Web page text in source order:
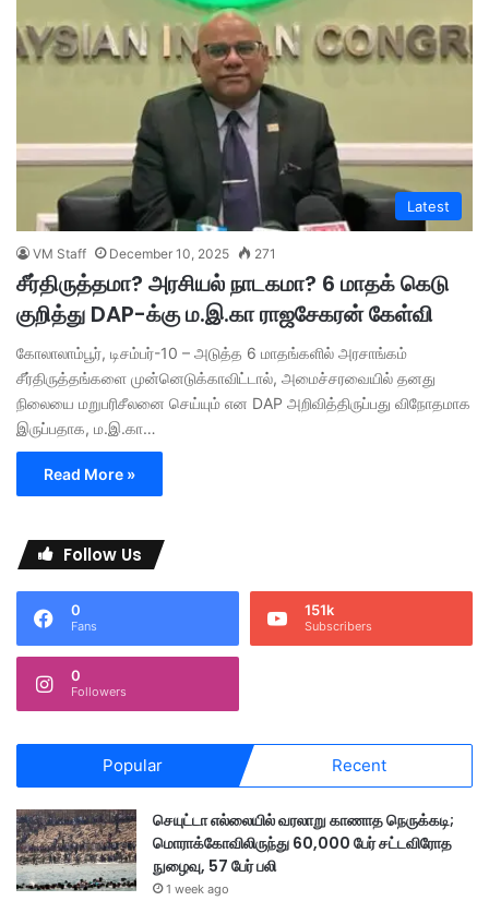
Latest
VM Staff December 10, 2025 271
சீர்திருத்தமா? அரசியல் நாடகமா? 6 மாதக் கெடு
குறித்து DAP-க்கு ம.இ.கா ராஜசேகரன் கேள்வி
கோலாலாம்பூர், டிசம்பர்-10 – அடுத்த 6 மாதங்களில் அரசாங்கம்
சீர்திருத்தங்களை முன்னெடுக்காவிட்டால், அமைச்சரவையில் தனது
நிலையை மறுபரிசீலனை செய்யும் என DAP அறிவித்திருப்பது விநோதமாக
இருப்பதாக, ம.இ.கா…
Read More »
Follow Us
0
Fans
151k
Subscribers
0
Followers
Popular Recent
செயுட்டா எல்லையில் வரலாறு காணாத நெருக்கடி;
மொராக்கோவிலிருந்து 60,000 பேர் சட்டவிரோத
நுழைவு, 57 பேர் பலி
1 week ago